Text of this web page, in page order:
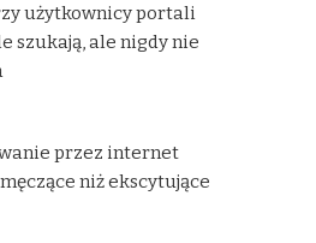
użytkownicy portali
szukają, ale nigdy nie
przez internet
niż ekscytujące